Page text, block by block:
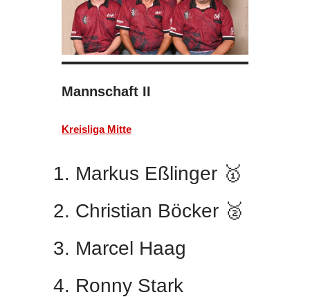
Mannschaft II
Kreisliga Mitte
Markus Eßlinger 🥇
Christian Böcker 🥈
Marcel Haag
Ronny Stark